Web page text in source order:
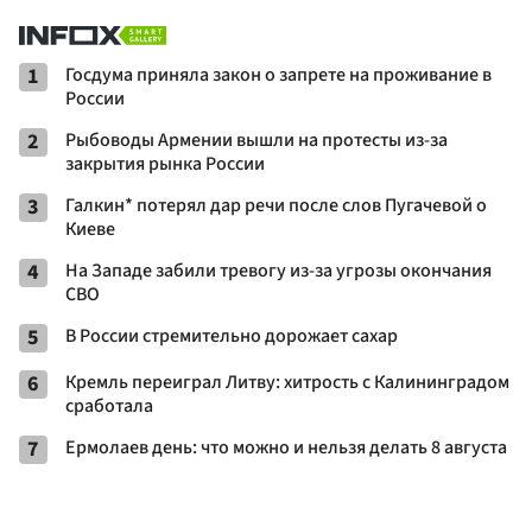
1
Госдума приняла закон о запрете на проживание в
России
2
Рыбоводы Армении вышли на протесты из-за
закрытия рынка России
3
Галкин* потерял дар речи после слов Пугачевой о
Киеве
4
На Западе забили тревогу из-за угрозы окончания
СВО
5 В России стремительно дорожает сахар
6
Кремль переиграл Литву: хитрость с Калининградом
сработала
7 Ермолаев день: что можно и нельзя делать 8 августа